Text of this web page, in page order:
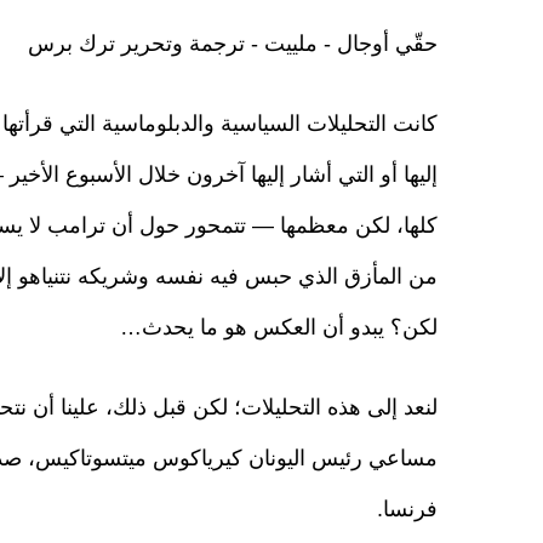
حقّي أوجال - ملييت - ترجمة وتحرير ترك برس
كانت التحليلات السياسية والدبلوماسية التي
إليها أو التي أشار إليها آخرون خلال الأسبوع
كلها، لكن معظمها — تتمحور حول أن ترامب لا
من المأزق الذي حبس فيه نفسه وشريكه نتنياهو
لكن؟ يبدو أن العكس هو ما يحدث…
لنعد إلى هذه التحليلات؛ لكن قبل ذلك، علينا أن
مساعي رئيس اليونان كيرياكوس ميتسوتاكيس،
فرنسا.